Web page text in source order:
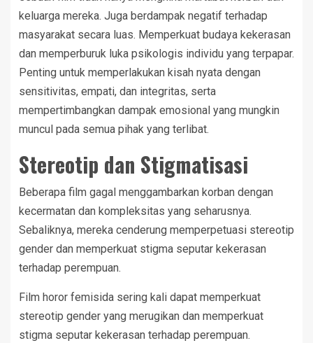
keluarga mereka. Juga berdampak negatif terhadap
masyarakat secara luas. Memperkuat budaya kekerasan
dan memperburuk luka psikologis individu yang terpapar.
Penting untuk memperlakukan kisah nyata dengan
sensitivitas, empati, dan integritas, serta
mempertimbangkan dampak emosional yang mungkin
muncul pada semua pihak yang terlibat.
Stereotip dan Stigmatisasi
Beberapa film gagal menggambarkan korban dengan
kecermatan dan kompleksitas yang seharusnya.
Sebaliknya, mereka cenderung memperpetuasi stereotip
gender dan memperkuat stigma seputar kekerasan
terhadap perempuan.
Film horor femisida sering kali dapat memperkuat
stereotip gender yang merugikan dan memperkuat
stigma seputar kekerasan terhadap perempuan.